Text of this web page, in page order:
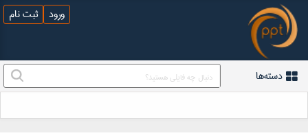
ورود ثبت نام
دسته‌ها